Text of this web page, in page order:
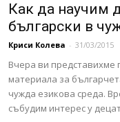
Как да научим
български в
Криси Колева - 31/03/2015
Вчера ви представихме
материала за
чужда езикова среда.
събудим интерес у